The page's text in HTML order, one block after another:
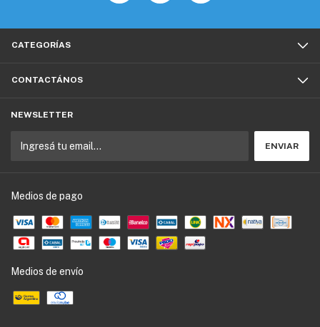
CATEGORÍAS
CONTACTÁNOS
NEWSLETTER
Medios de pago
Medios de envío